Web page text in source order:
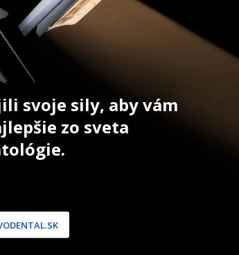
bal cena 5,30 €.
KOŠÍKA PRIDAŤ DO KOŠÍKA
Reklamácie
Servis
svoje sily, aby vám
zo sveta